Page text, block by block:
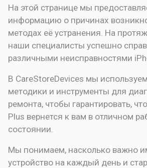
На этой странице мы
информацию о причинах
методах её устранения. На
наши специалисты успешно
различными неисправностями
В CareStoreDevices мы
методики и инструменты для
ремонта, чтобы гарантировать,
Plus вернется к вам в отличном
состоянии.
Мы понимаем, насколько важно
устройство на каждый день и